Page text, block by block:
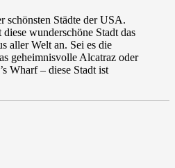
schönsten Städte der USA.
wunderschöne Stadt das
aller Welt an. Sei es die
geheimnisvolle Alcatraz oder
Wharf – diese Stadt ist